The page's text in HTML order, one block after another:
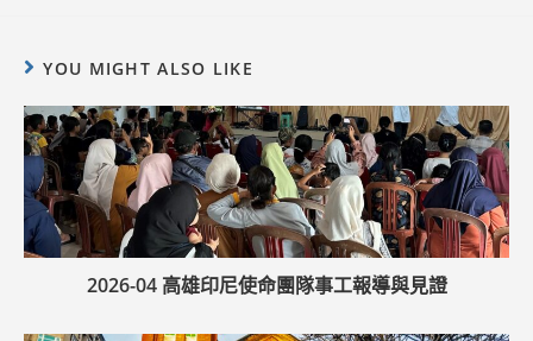
YOU MIGHT ALSO LIKE
2026-04 高雄印尼使命團隊事工報導與見證